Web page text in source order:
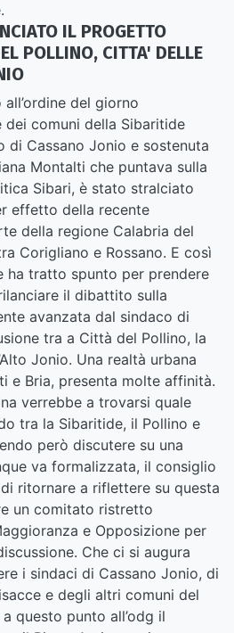
IL PROGETTO
POLLINO, CITTA' DELLE
del giorno
dei comuni della Sibaritide
di Cassano Jonio e sostenuta
Montalti che puntava sulla
Sibari, è stato stralciato
effetto della recente
della regione Calabria del
Corigliano e Rossano. E così
ha tratto spunto per prendere
il dibattito sulla
avanzata dal sindaco di
tra a Città del Pollino, la
Jonio. Una realtà urbana
e Bria, presenta molte affinità.
verrebbe a trovarsi quale
tra la Sibaritide, il Pollino e
però discutere su una
va formalizzata, il consiglio
ritornare a riflettere su questa
un comitato ristretto
e Opposizione per
Che ci si augura
i sindaci di Cassano Jonio, di
e degli altri comuni del
questo punto all’odg il